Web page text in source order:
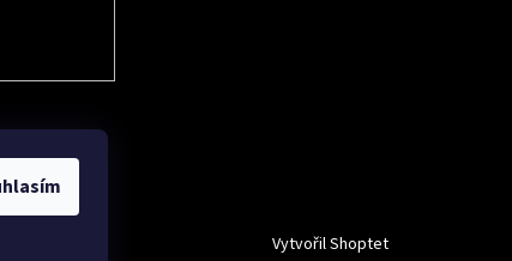
Vytvořil Shoptet